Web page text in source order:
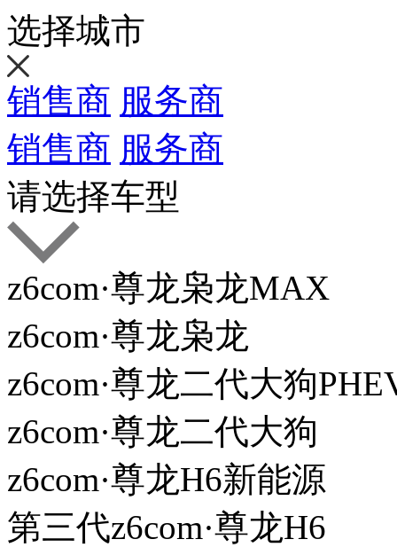
选择城市
销售商 服务商
销售商 服务商
请选择车型
z6com·尊龙枭龙MAX
z6com·尊龙枭龙
z6com·尊龙二代大狗
z6com·尊龙二代大狗
z6com·尊龙H6新能源
第三代z6com·尊龙H6